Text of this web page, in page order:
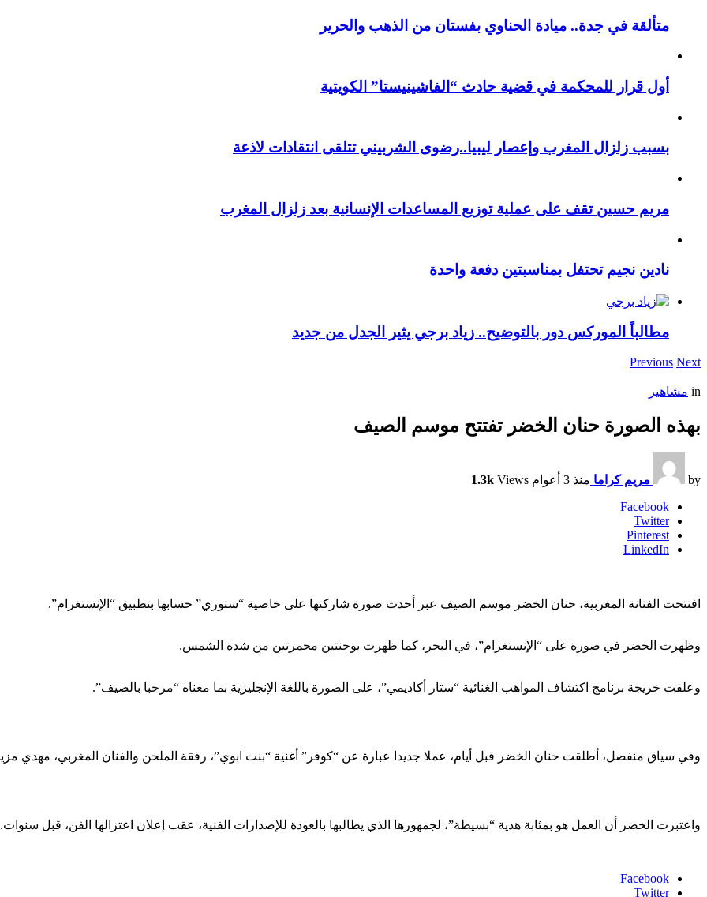
متألقة في جدة.. ميادة الحناوي بفستان من الذهب والحرير
أول قرار للمحكمة في قضية حادث “الفاشينيستا” الكويتية
بسبب زلزال المغرب وإعصار ليبيا..رضوى الشربيني تتلقى انتقادات لاذعة
مريم حسين تقف على عملية توزيع المساعدات الإنسانية بعد زلزال المغرب
نادين نجيم تحتفل بمناسبتين دفعة واحدة
مطالباً الموركس دور بالتوضيح.. زياد برجي يثير الجدل من جديد
Previous Next
in مشاهير
بهذه الصورة حنان الخضر تفتتح موسم الصيف
by مريم كراما منذ 3 أعوام 1.3k Views
Facebook
Twitter
Pinterest
LinkedIn
افتتحت الفنانة المغربية، حنان الخضر موسم الصيف عبر أحدث صورة شاركتها على خاصية “ستوري” حسابها بتطبيق “الإنستغرام”.
وظهرت الخضر في صورة على “الإنستغرام”، في البحر، كما ظهرت بوجنتين محمرتين من شدة الشمس.
وعلقت خريجة برنامج اكتشاف المواهب الغنائية “ستار أكاديمي”، على الصورة باللغة الإنجليزية بما معناه “مرحبا بالصيف”.
وفي سياق منفصل، أطلقت حنان الخضر قبل أيام، عملا جديدا عبارة عن “كوفر” أغنية “بنت ابوي”، رفقة الملحن والفنان المغربي، مهدي
واعتبرت الخضر أن العمل هو بمثابة هدية “بسيطة”، لجمهورها الذي يطالبها بالعودة للإصدارات الفنية، عقب إعلان اعتزالها الفن، قبل سنوات.
Facebook
Twitter